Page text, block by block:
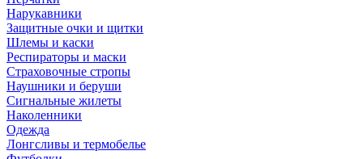
Нарукавники
Защитные очки и щитки
Шлемы и каски
Респираторы и маски
Страховочные стропы
Наушники и беруши
Сигнальные жилеты
Наколенники
Одежда
Лонгсливы и термобелье